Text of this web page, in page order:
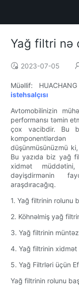
Yağ filtri nə
2023-07-05
Müəllif:
istehsalçısı
Avtomobilinizin
performansı təmin
çox vacibdir. Bu
düşünmüsünüzmü
Bu yazıda biz yağ
xidmət
dəyişdirmənin
araşdıracağıq.
1. Yağ filtrinin rolunu
2. Köhnəlmiş yağ
3. Yağ filtrinin
4. Yağ filtrinin
5. Yağ Filtrləri üçün
Yağ filtrinin rolunu